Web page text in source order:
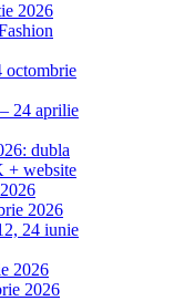
2026
octombrie
24 aprilie
dubla
+ website
2026
24 iunie
2026
2026